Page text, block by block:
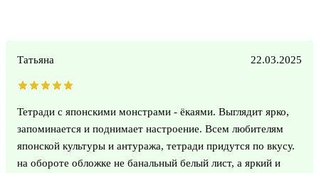
Татьяна 22.03.2025
Тетради с японскими монстрами - ёкаями. Выглядит ярко,
запоминается и поднимает настроение. Всем любителям
японской культуры и антуража, тетради придутся по вкусу.
на обороте обложке не банальный белый лист, а яркий и